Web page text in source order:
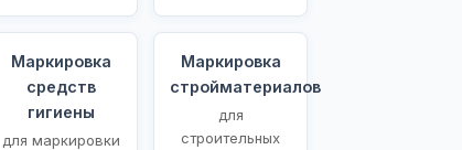
Маркировка
средств
гигиены
для маркировки
Маркировка
стройматериалов
для
строительных